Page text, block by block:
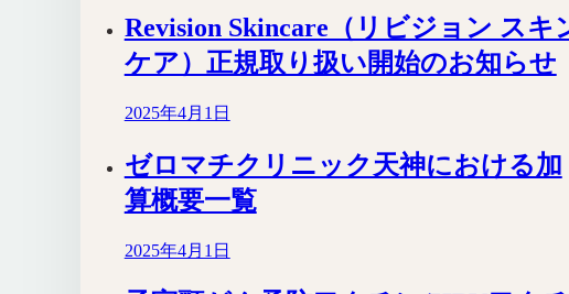
Revision Skincare（リビジョン スキ
ケア）正規取り扱い開始のお知らせ
2025年4月1日
ゼロマチクリニック天神における加
算概要一覧
2025年4月1日